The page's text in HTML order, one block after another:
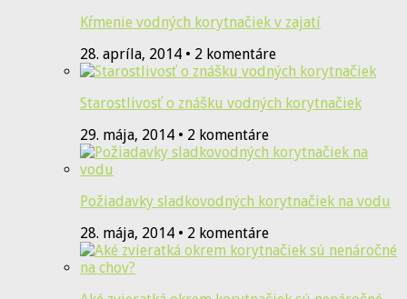
Kŕmenie vodných korytnačiek v zajatí
28. apríla, 2014 • 2 komentáre
Starostlivosť o znášku vodných korytnačiek
29. mája, 2014 • 2 komentáre
Požiadavky sladkovodných korytnačiek na vodu
28. mája, 2014 • 2 komentáre